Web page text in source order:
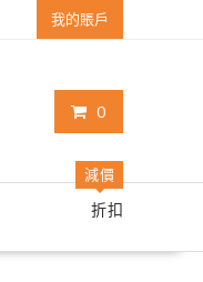
我的賬戶
0
減價
折扣